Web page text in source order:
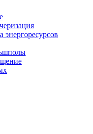
энергоресурсов